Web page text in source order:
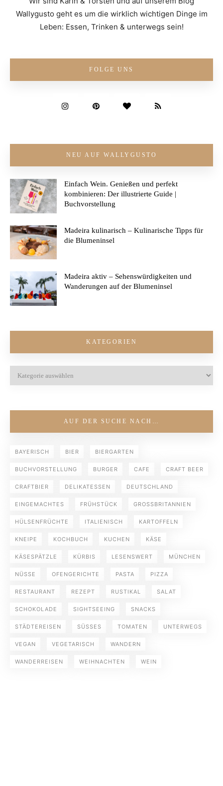
Wallygusto geht es um die wirklich wichtigen Dinge im
Leben: Essen, Trinken & unterwegs sein!
FOLGE UNS
NEU AUF WALLYGUSTO
Einfach Wein. Genießen und perfekt
kombinieren: Der illustrierte Guide |
Buchvorstellung
Madeira kulinarisch – Kulinarische Tipps für
die Blumeninsel
Madeira aktiv – Sehenswürdigkeiten und
Wanderungen auf der Blumeninsel
KATEGORIEN
AUF DER SUCHE NACH…
BAYERISCH BIER BIERGARTEN
BUCHVORSTELLUNG BURGER CAFE CRAFT BEER
CRAFTBIER DELIKATESSEN DEUTSCHLAND
EINGEMACHTES FRÜHSTÜCK GROSSBRITANNIEN
HÜLSENFRÜCHTE ITALIENISCH KARTOFFELN
KNEIPE KOCHBUCH KUCHEN KÄSE
KÄSESPÄTZLE KÜRBIS LESENSWERT MÜNCHEN
NÜSSE OFENGERICHTE PASTA PIZZA
RESTAURANT REZEPT RUSTIKAL SALAT
SCHOKOLADE SIGHTSEEING SNACKS
STÄDTEREISEN SÜSSES TOMATEN UNTERWEGS
VEGAN VEGETARISCH WANDERN
WANDERREISEN WEIHNACHTEN WEIN